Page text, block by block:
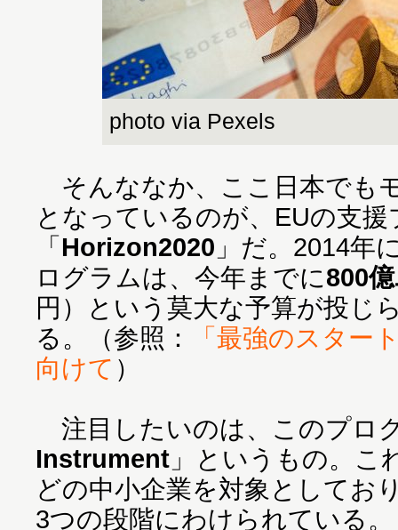
photo via Pexels
そんななか、ここ日本でも
となっているのが、EUの支
「Horizon2020 」だ。2014年
ログラムは、今年までに800
円）という莫大な予算が投じ
る。（参照：
「最強のスター
向けて ）
注目したいのは、このプロ
Instrument 」というもの。こ
どの中小企業を対象としてお
3つの段階にわけられている。